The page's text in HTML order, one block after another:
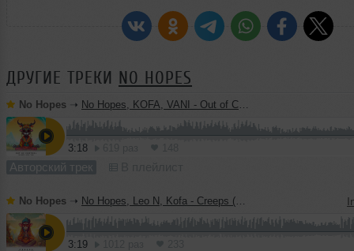
ДРУГИЕ ТРЕКИ NO HOPES
No Hopes ➝ No Hopes, KOFA, VANI - Out of Control (Original Mix)
3:18
Авторский трек
No Hopes ➝ No Hopes, Leo N, Kofa - Creeps (Original Mix)
3:19